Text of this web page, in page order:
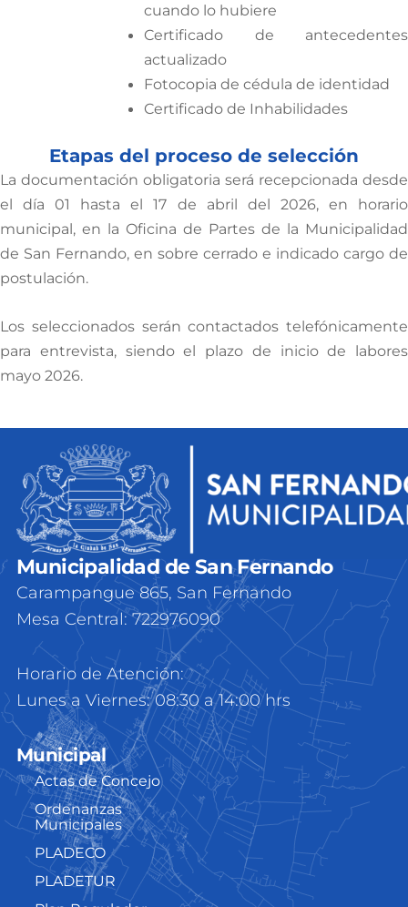
cuando lo hubiere
Certificado de antecedentes
actualizado
Fotocopia de cédula de identidad
Certificado de Inhabilidades
Etapas del proceso de selección
La documentación obligatoria será recepcionada desde
el día 01 hasta el 17 de abril del 2026, en horario
municipal, en la Oficina de Partes de la Municipalidad
de San Fernando, en sobre cerrado e indicado cargo de
postulación.
Los seleccionados serán contactados telefónicamente
para entrevista, siendo el plazo de inicio de labores
mayo 2026.
Municipalidad de San Fernando
Carampangue 865, San Fernando
Mesa Central: 722976090
Horario de Atención:
Lunes a Viernes: 08:30 a 14:00 hrs
Municipal
Actas de Concejo
Ordenanzas
Municipales
PLADECO
PLADETUR